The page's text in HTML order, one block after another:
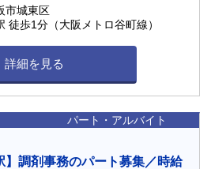
市城東区
徒歩1分（大阪メトロ谷町線）
詳細を見る
パート・アルバイト
】調剤事務のパート募集／時給